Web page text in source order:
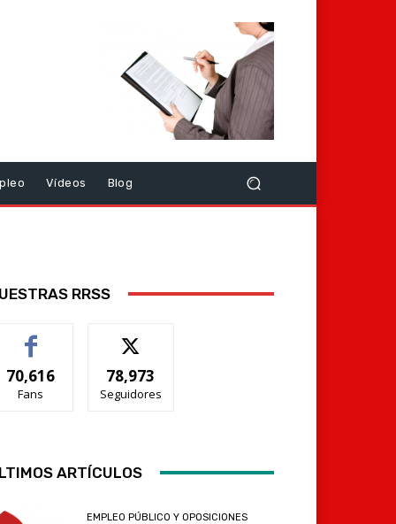
Vídeos Blog
Telegram
RRSS
70,616
Fans
78,973
Seguidores
ARTÍCULOS
EMPLEO PÚBLICO Y OPOSICIONES